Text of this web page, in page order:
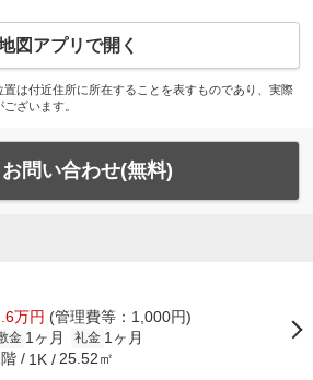
図アプリで開く
は付近住所に所在することを表すものであり、実際
ざいます。
お問い合わせ(無料)
万円 (管理費等：1,000円)
金 1ヶ月 礼金 1ヶ月
階 1K 25.52㎡